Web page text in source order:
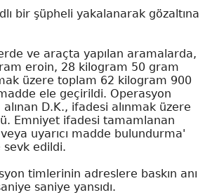
bir şüpheli yakalanarak gözaltına
ve araçta yapılan aramalarda,
eroin, 28 kilogram 50 gram
üzere toplam 62 kilogram 900
ele geçirildi. Operasyon
alınan D.K., ifadesi alınmak üzere
Emniyet ifadesi tamamlanan
uyarıcı madde bulundurma'
sevk edildi.
timlerinin adreslere baskın anı
saniye yansıdı.